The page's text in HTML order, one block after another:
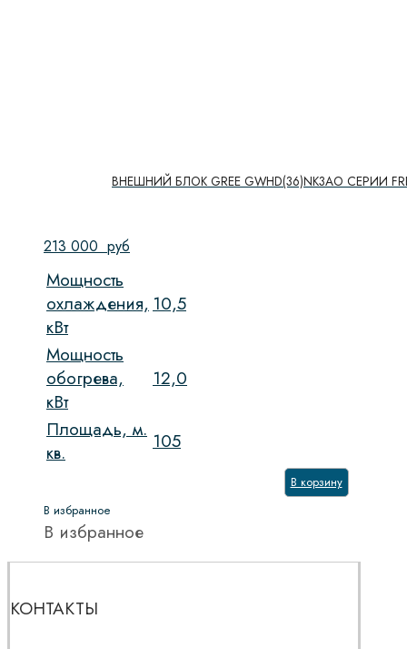
ВНЕШНИЙ БЛОК GREE GWHD(36)NK3AO СЕРИИ
213 000 руб
Мощность
охлаждения,
кВт
10,5
Мощность
обогрева,
кВт
12,0
Площадь, м.
кв.
105
В корзину
В избранное
В избранное
КОНТАКТЫ